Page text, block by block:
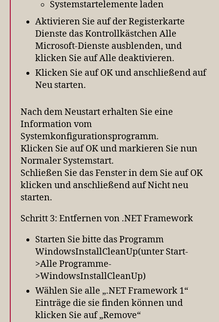
Systemstartelemente laden
Aktivieren Sie auf der Registerkarte
Dienste das Kontrollkästchen Alle
Microsoft-Dienste ausblenden, und
klicken Sie auf Alle deaktivieren.
Klicken Sie auf OK und anschließend auf
Neu starten.
Nach dem Neustart erhalten Sie eine
Information vom
Systemkonfigurationsprogramm.
Klicken Sie auf OK und markieren Sie nun
Normaler Systemstart.
Schließen Sie das Fenster in dem Sie auf OK
klicken und anschließend auf Nicht neu
starten.
Schritt 3: Entfernen von .NET Framework
Starten Sie bitte das Programm
WindowsInstallCleanUp(unter Start-
>Alle Programme-
>WindowsInstallCleanUp)
Wählen Sie alle „.NET Framework 1“
Einträge die sie finden können und
klicken Sie auf „Remove“